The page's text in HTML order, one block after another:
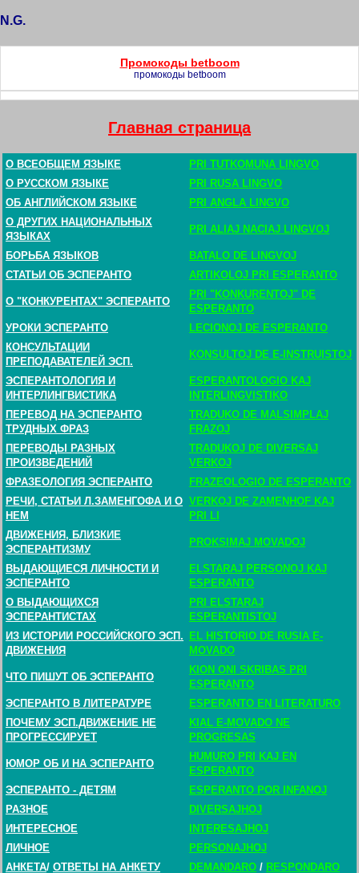
N.G.
Промокоды betboom
промокоды betboom
Главная страница
О ВСЕОБЩЕМ ЯЗЫКЕ
PRI TUTKOMUNA LINGVO
О РУССКОМ ЯЗЫКЕ
PRI RUSA LINGVO
ОБ АНГЛИЙСКОМ ЯЗЫКЕ
PRI ANGLA LINGVO
О ДРУГИХ НАЦИОНАЛЬНЫХ
ЯЗЫКАХ
PRI ALIAJ NACIAJ LINGVOJ
БОРЬБА ЯЗЫКОВ
BATALO DE LINGVOJ
СТАТЬИ ОБ ЭСПЕРАНТО
ARTIKOLOJ PRI ESPERANTO
О "КОНКУРЕНТАХ" ЭСПЕРАНТО
PRI "KONKURENTOJ" DE
ESPERANTO
УРОКИ ЭСПЕРАНТО
LECIONOJ DE ESPERANTO
КОНСУЛЬТАЦИИ
ПРЕПОДАВАТЕЛЕЙ ЭСП.
KONSULTOJ DE E-INSTRUISTOJ
ЭСПЕРАНТОЛОГИЯ И
ИНТЕРЛИНГВИСТИКА
ESPERANTOLOGIO KAJ
INTERLINGVISTIKO
ПЕРЕВОД НА ЭСПЕРАНТО
ТРУДНЫХ ФРАЗ
TRADUKO DE MALSIMPLAJ
FRAZOJ
ПЕРЕВОДЫ РАЗНЫХ
ПРОИЗВЕДЕНИЙ
TRADUKOJ DE DIVERSAJ
VERKOJ
ФРАЗЕОЛОГИЯ ЭСПЕРАНТО
FRAZEOLOGIO DE ESPERANTO
РЕЧИ, СТАТЬИ Л.ЗАМЕНГОФА И О
НЕМ
VERKOJ DE ZAMENHOF KAJ
PRI LI
ДВИЖЕНИЯ, БЛИЗКИЕ
ЭСПЕРАНТИЗМУ
PROKSIMAJ MOVADOJ
ВЫДАЮЩИЕСЯ ЛИЧНОСТИ И
ЭСПЕРАНТО
ELSTARAJ PERSONOJ KAJ
ESPERANTO
О ВЫДАЮЩИХСЯ
ЭСПЕРАНТИСТАХ
PRI ELSTARAJ
ESPERANTISTOJ
ИЗ ИСТОРИИ РОССИЙСКОГО ЭСП.
ДВИЖЕНИЯ
EL HISTORIO DE RUSIA E-
MOVADO
ЧТО ПИШУТ ОБ ЭСПЕРАНТО
KION ONI SKRIBAS PRI
ESPERANTO
ЭСПЕРАНТО В ЛИТЕРАТУРЕ
ESPERANTO EN LITERATURO
ПОЧЕМУ ЭСП.ДВИЖЕНИЕ НЕ
ПРОГРЕССИРУЕТ
KIAL E-MOVADO NE
PROGRESAS
ЮМОР ОБ И НА ЭСПЕРАНТО
HUMURO PRI KAJ EN
ESPERANTO
ЭСПЕРАНТО - ДЕТЯМ
ESPERANTO POR INFANOJ
РАЗНОЕ
DIVERSAJHOJ
ИНТЕРЕСНОЕ
INTERESAJHOJ
ЛИЧНОЕ
PERSONAJHOJ
АНКЕТА/ ОТВЕТЫ НА АНКЕТУ DEMANDARO / RESPONDARO